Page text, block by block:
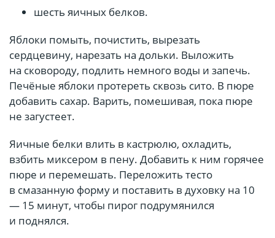
шесть яичных белков.
Яблоки помыть, почистить, вырезать
сердцевину, нарезать на дольки. Выложить
на сковороду, подлить немного воды и запечь.
Печёные яблоки протереть сквозь сито. В пюре
добавить сахар. Варить, помешивая, пока пюре
не загустеет.
Яичные белки влить в кастрюлю, охладить,
взбить миксером в пену. Добавить к ним горячее
пюре и перемешать. Переложить тесто
в смазанную форму и поставить в духовку на 10
— 15 минут, чтобы пирог подрумянился
и поднялся.